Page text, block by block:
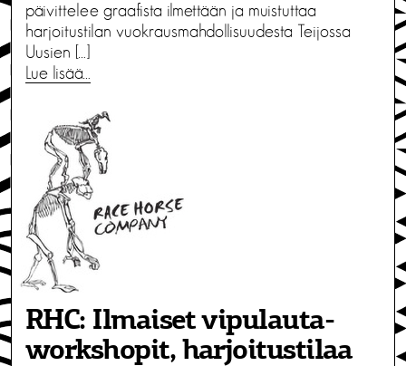
päivittelee graafista ilmettään ja muistuttaa
harjoitustilan vuokrausmahdollisuudesta Teijossa
Uusien […]
Lue lisää…
RHC: Ilmaiset vipulauta-
workshopit, harjoitustilaa